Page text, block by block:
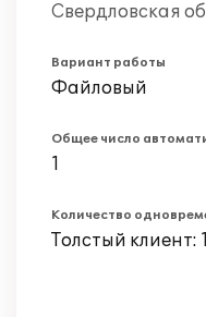
Свердловская
Вариант работы
Файловый
Общее число
1
Количество
Толстый клиент: 1